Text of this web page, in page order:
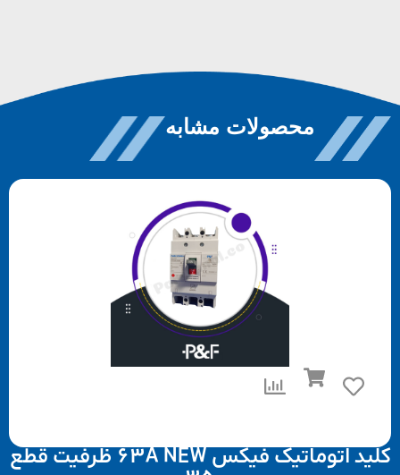
محصولات مشابه
کلید اتوماتیک فیکس 63A NEW ظرفیت قطع